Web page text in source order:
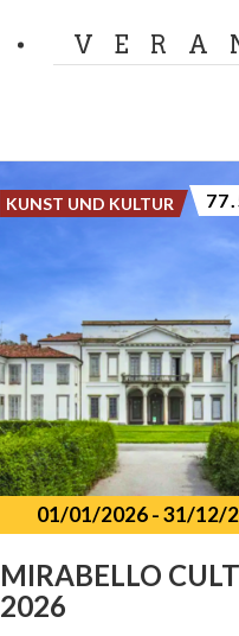
01/01/2026-31/12/
MIRABELLO
2026
KUNST UND KULTUR